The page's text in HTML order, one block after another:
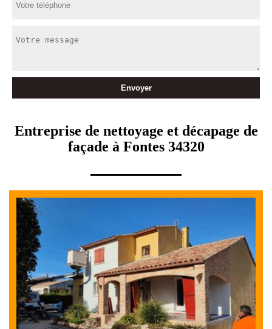
Entreprise de nettoyage et décapage de
façade à Fontes 34320